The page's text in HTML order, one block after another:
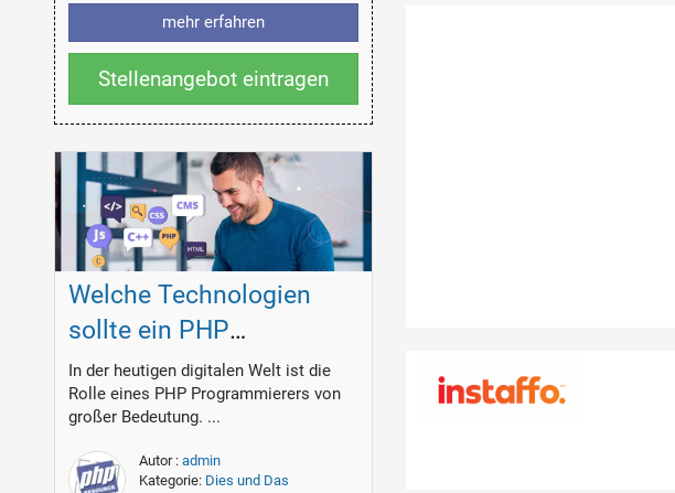
mehr erfahren
Stellenangebot eintragen
Welche Technologien
sollte ein PHP
Programmierer
beherrschen?
In der heutigen digitalen Welt ist die
Rolle eines PHP Programmierers von
großer Bedeutung. ...
Autor : admin
Kategorie: Dies und Das